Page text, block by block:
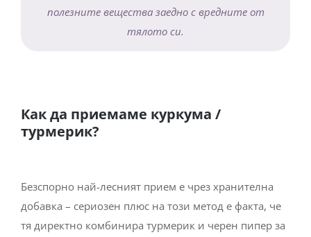
полезните вещества заедно с вредните от
тялото си.
Как да приемаме куркума /
турмерик?
Безспорно най-лесният прием е чрез хранителна
добавка – сериозен плюс на този метод е факта, че
тя директно комбинира турмерик и черен пипер за